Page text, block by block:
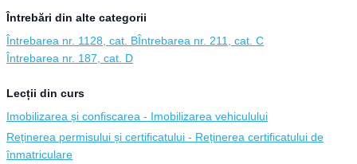
Întrebări din alte categorii
Întrebarea nr. 1128, cat. BÎntrebarea nr. 211, cat. C
Întrebarea nr. 187, cat. D
Lecții din curs
Imobilizarea și confiscarea - Imobilizarea vehiculului
Reținerea permisului și certificatului - Reținerea certificatului de
înmatriculare